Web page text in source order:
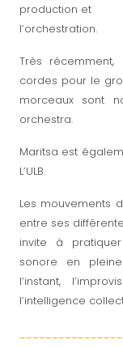
production et
l’orchestration.
Très
cordes pour le
morceaux sont
orchestra.
Maritsa est
L’ULB.
Les mouvements
entre ses
invite à pratiquer
sonore en
l’instant,
l’intelligence